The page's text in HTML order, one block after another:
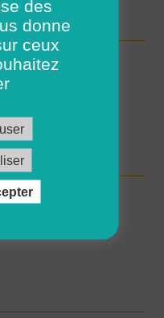
(H/F)
(H/F)
des
donne
ceux